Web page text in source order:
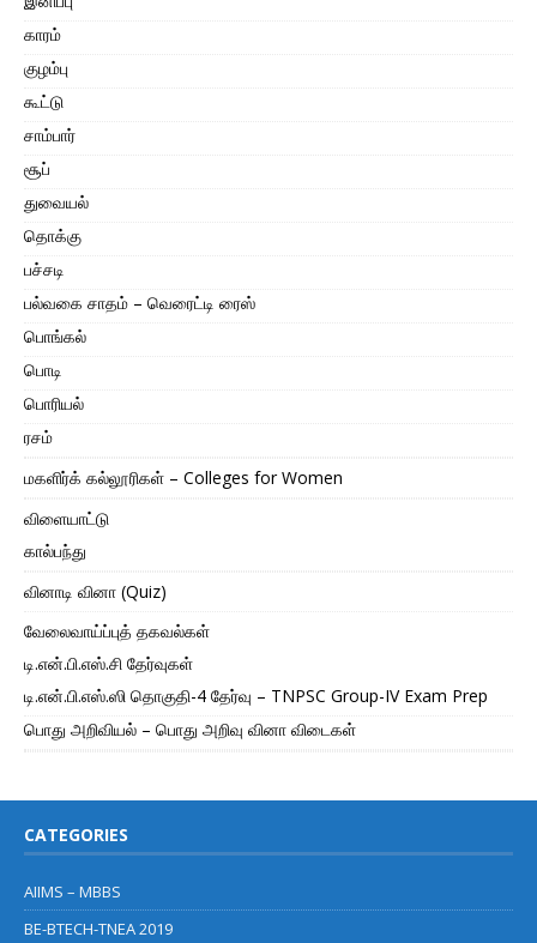
காரம்
குழம்பு
கூட்டு
சாம்பார்
சூப்
துவையல்
தொக்கு
பச்சடி
பல்வகை சாதம் – வெரைட்டி ரைஸ்
பொங்கல்
பொடி
பொரியல்
ரசம்
மகளிர்க் கல்லூரிகள் – Colleges for Women
விளையாட்டு
கால்பந்து
வினாடி வினா (Quiz)
வேலைவாய்ப்புத் தகவல்கள்
டி.என்.பி.எஸ்.சி தேர்வுகள்
டி.என்.பி.எஸ்.ஸி தொகுதி-4 தேர்வு – TNPSC Group-IV Exam Prep
பொது அறிவியல் – பொது அறிவு வினா விடைகள்
CATEGORIES
AIIMS – MBBS
BE-BTECH-TNEA 2019